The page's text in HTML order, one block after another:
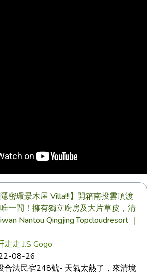
隱密環景木屋 Villa!!!】開箱南投雲頂渡
一間！擁有獨立廚房及大片草皮，清
Nantou Qingjing Topcloudresort ｜
走走 J.S Gogo
08-26
合法民宿248號- 天氣太熱了，來清境